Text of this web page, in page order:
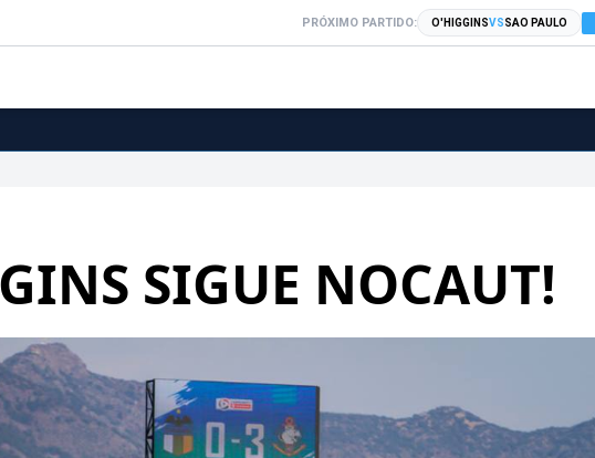
PRÓXIMO PARTIDO: O'HIGGINSVSSAO PAULO
SIGUE NOCAUT!